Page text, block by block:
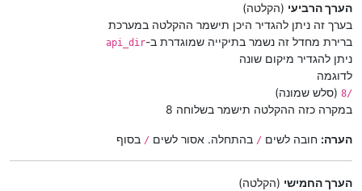
הערך הרביעי (הקלטה)
בערך זה ניתן להגדיר היכן תישמר ההקלטה במערכת
ברירת מחדל זה נשמר בתיקייה שמוגדרת ב-api_dir
ניתן להגדיר מיקום שונה
לדוגמה
/8
(סלש שמונה)
במקרה כזה ההקלטה תישמר בשלוחה 8
הערה: חובה לשים / בהתחלה. אסור לשים / בסוף
הערך החמישי (הקלטה)